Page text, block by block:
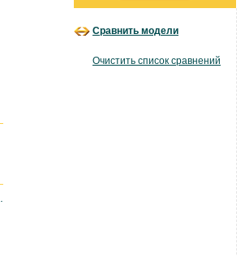
Сравнить модели
Очистить список сравнений